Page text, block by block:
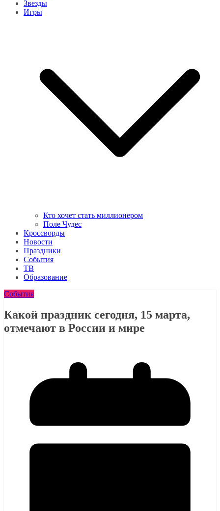
Звезды
Игры
Кто хочет стать миллионером
Поле Чудес
Кроссворды
Новости
Праздники
События
ТВ
Образование
События
Какой праздник сегодня, 15 марта,
отмечают в России и мире